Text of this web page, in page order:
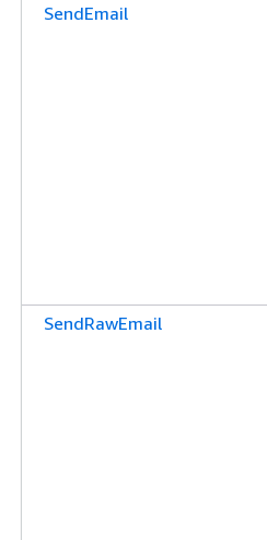
SendEmail
SendRawEmail